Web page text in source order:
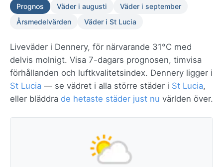
Prognos Väder i augusti
Väder i september
Årsmedelvärden
Väder i St Lucia
Liveväder i Dennery, för närvarande 31°C med
delvis molnigt. Visa 7-dagars prognosen, timvisa
förhållanden och luftkvalitetsindex. Dennery ligger i
St Lucia — se vädret i alla större städer i St Lucia,
eller bläddra de hetaste städer just nu världen över.